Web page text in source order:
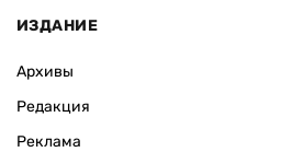
ИЗДАНИЕ
Архивы
Редакция
Реклама